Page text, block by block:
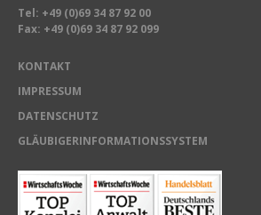
Tel: +49 (0)69 34 87 92 00
Fax: +49 (0)69 34 87 92 099
KONTAKT
IMPRESSUM
DATENSCHUTZ
GLÄUBIGERINFORMATIONSSYSTEM